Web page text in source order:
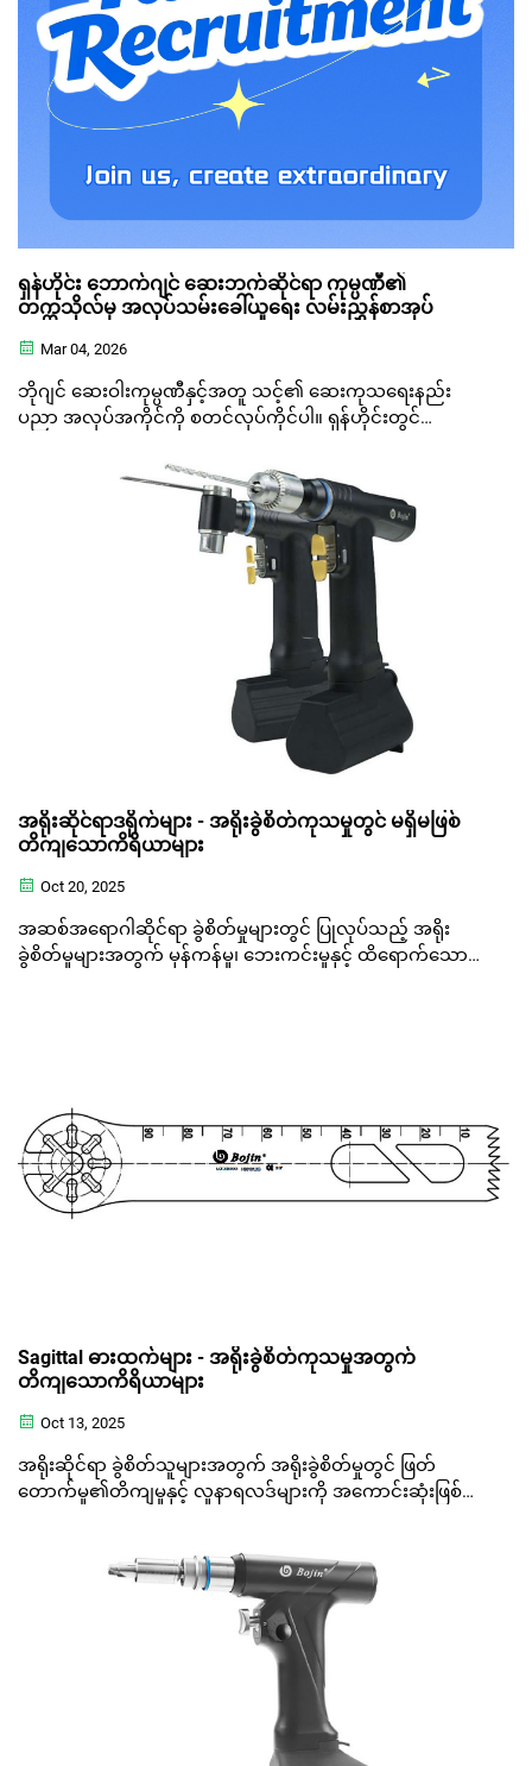
ရှန်ဟိုင်း ဘောက်ဂျင် ဆေးဘက်ဆိုင်ရာ ကုမ္ပဏီ၏
တက္ကသိုလ်မှ အလုပ်သမ်းခေါ်ယူရေး လမ်းညွှန်စာအုပ်
Mar 04, 2026
ဘိုဂျင် ဆေးဝါးကုမ္ပဏီနှင့်အတူ သင့်၏ ဆေးကုသရေးနည်း
ပညာ အလုပ်အကိုင်ကို စတင်လုပ်ကိုင်ပါ။ ရှန်ဟိုင်းတွင်
အရည်အသွေးထိန်းချုပ်ရေးနှင့် ရောင်းဝယ်ရေး လေ့ကျင့်သူများ
အတွက် အခွင့်အလမ်းများရှိပါသည်။ ပြိုင်ဆိုင်မှုများ အားဖော်
ပေးသော အကျိုးခံစားခွင့်များ၊ လမ်းညွှန်မှုများနှင့် အလုပ်အကိုင်
ဖွံ့ဖြိုးတိုးတောက်ရေး လမ်းကြောင်းများ ပေးအပ်ပါသည်။ ယခုပဲ
အရိုးဆိုင်ရာဒရိုက်များ - အရိုးခွဲစိတ်ကုသမှုတွင် မရှိမဖြစ်
တိကျသောကိရိယာများ
Oct 20, 2025
အဆစ်အရောဂါဆိုင်ရာ ခွဲစိတ်မှုများတွင် ပြုလုပ်သည့် အရိုး
ခွဲစိတ်မှုများအတွက် မှန်ကန်မှု၊ ဘေးကင်းမှုနှင့် ထိရောက်သော
Sagittal ဓားထက်များ - အရိုးခွဲစိတ်ကုသမှုအတွက်
တိကျသောကိရိယာများ
Oct 13, 2025
အရိုးဆိုင်ရာ ခွဲစိတ်သူများအတွက် အရိုးခွဲစိတ်မှုတွင် ဖြတ်
တောက်မှု၏တိကျမှုနှင့် လူနာရလဒ်များကို အကောင်းဆုံးဖြစ်စေ